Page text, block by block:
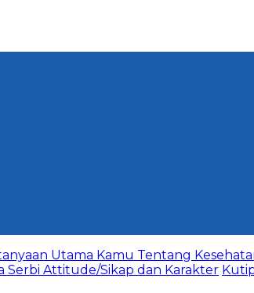
Utama Kamu Tentang
Serbi Attitude/Sikap dan Karakter